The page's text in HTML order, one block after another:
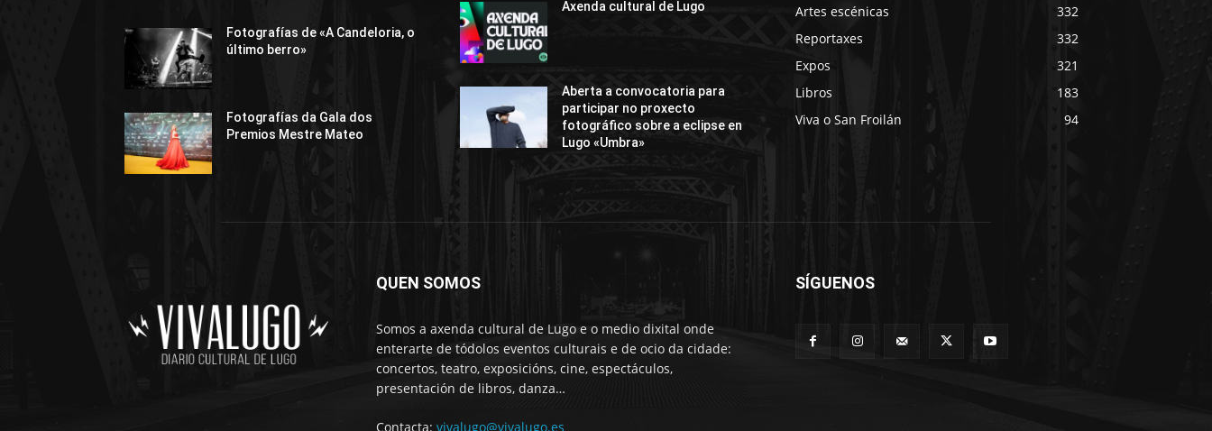
Fotografías de «A Candeloria, o
último berro»
Fotografías da Gala dos
Premios Mestre Mateo
Axenda cultural de Lugo
Aberta a convocatoria para
participar no proxecto
fotográfico sobre a eclipse en
Lugo «Umbra»
Artes escénicas
332
Reportaxes
332
Expos
321
Libros
183
Viva o San Froilán
94
QUEN SOMOS
Somos a axenda cultural de Lugo e o medio dixital onde
enterarte de tódolos eventos culturais e de ocio da cidade:
concertos, teatro, exposicións, cine, espectáculos,
presentación de libros, danza…
Contacta: vivalugo@vivalugo.es
SÍGUENOS